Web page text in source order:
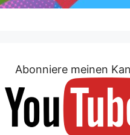
Abonniere meinen